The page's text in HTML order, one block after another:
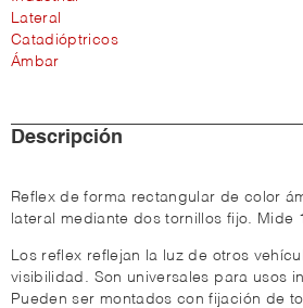
Lateral
Catadióptricos
Ámbar
Descripción
Reflex de forma rectangular de color
lateral mediante dos tornillos fijo. Mide
Los reflex reflejan la luz de otros
visibilidad. Son universales para usos
Pueden ser montados con fijación de